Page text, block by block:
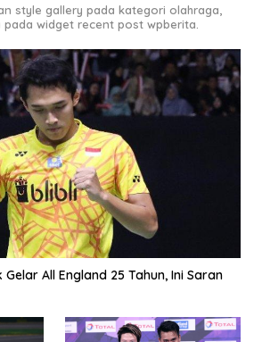
style gallery pada kategori olahraga,
widget recent post wpberita.
All England 25 Tahun, Ini Saran